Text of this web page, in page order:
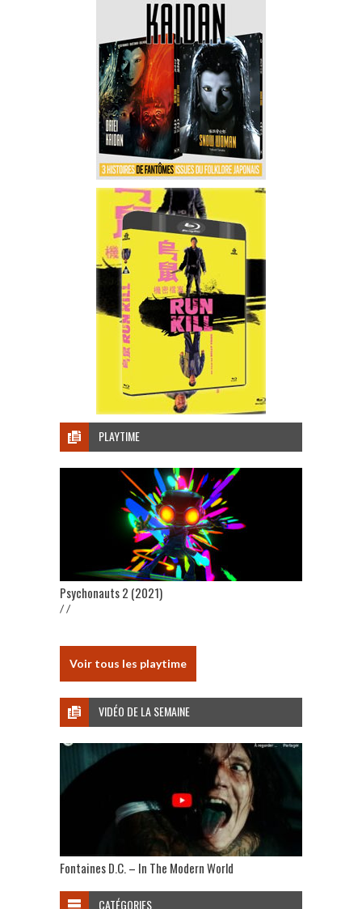
PLAYTIME
Psychonauts 2 (2021)
/ /
Voir tous les playtime
VIDÉO DE LA SEMAINE
Fontaines D.C. – In The Modern World
CATÉGORIES